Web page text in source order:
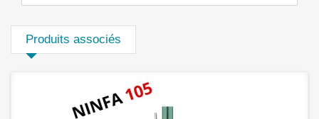
Produits associés